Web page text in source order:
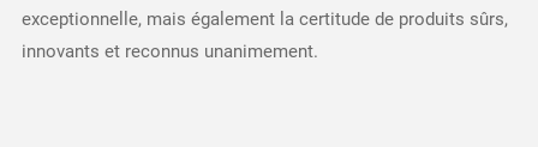
exceptionnelle, mais également la certitude de produits sûrs,
innovants et reconnus unanimement.